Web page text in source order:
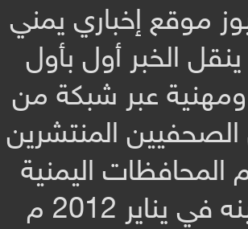
موقع إخباري يمني
الخبر أول بأول
عبر شبكة من
الصحفيين المنتشرين
اليمنية
يناير 2012 م